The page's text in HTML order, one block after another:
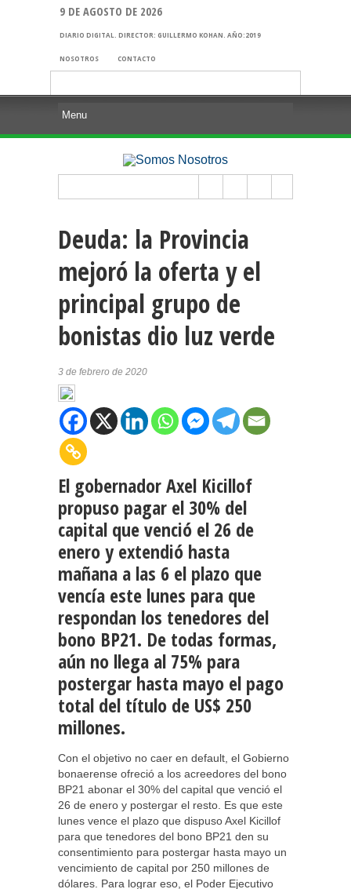
9 DE AGOSTO DE 2026
DIARIO DIGITAL. DIRECTOR: GUILLERMO KOHAN. AÑO:2019
NOSOTROS CONTACTO
Deuda: la Provincia
mejoró la oferta y el
principal grupo de
bonistas dio luz verde
3 de febrero de 2020
El gobernador Axel Kicillof
propuso pagar el 30% del
capital que venció el 26 de
enero y extendió hasta
mañana a las 6 el plazo que
vencía este lunes para que
respondan los tenedores del
bono BP21. De todas formas,
aún no llega al 75% para
postergar hasta mayo el pago
total del título de US$ 250
millones.
Con el objetivo no caer en default, el Gobierno
bonaerense ofreció a los acreedores del bono
BP21 abonar el 30% del capital que venció el
26 de enero y postergar el resto. Es que este
lunes vence el plazo que dispuso Axel Kicillof
para que tenedores del bono BP21 den su
consentimiento para postergar hasta mayo un
vencimiento de capital por 250 millones de
dólares. Para lograr eso, el Poder Ejecutivo